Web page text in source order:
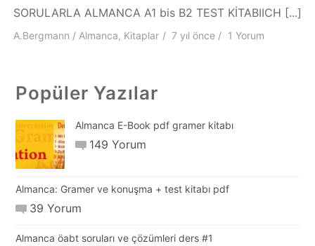
SORULARLA ALMANCA A1 bis B2 TEST KİTABIICH [...]
A.Bergmann Almanca, Kitaplar 7 yılönce 1 Yorum
Popüler Yazılar
Almanca E-Book pdf gramer kitabı
149 Yorum
Almanca: Gramer ve konuşma + test kitabı pdf
39 Yorum
Almanca öabt soruları ve çözümleri ders #1